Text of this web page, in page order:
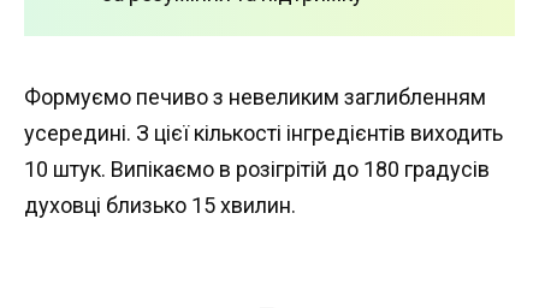
Формуємо печиво з невеликим заглибленням
усередині. З цієї кількості інгредієнтів виходить
10 штук. Випікаємо в розігрітій до 180 градусів
духовці близько 15 хвилин.